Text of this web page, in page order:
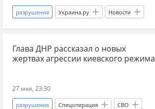
разрушения Украина.ру Новости
Венесуэла землетрясение погибшие
США Россия посольство РФ
интернет происшествия
Глава ДНР рассказал о новых
жертвах агрессии киевского режима
27 мая, 23:30
разрушения Спецоперация СВО